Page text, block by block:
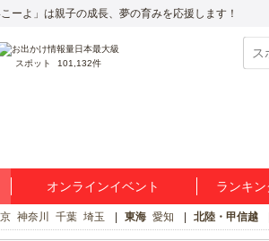
ーよ」は親子の成長、夢の育みを応援します！
スポット 101,132件
オンラインイベント ランキン
神奈川 千葉 埼玉 東海 愛知 北陸・甲信越